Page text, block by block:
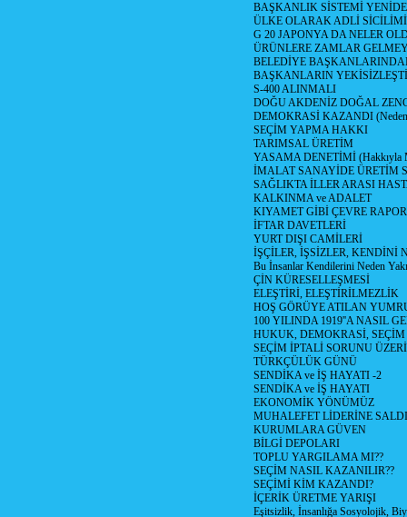
BAŞKANLIK SİSTEMİ
ÜLKE OLARAK ADLİ
G 20 JAPONYA DA NELER
ÜRÜNLERE ZAMLAR
BELEDİYE
BAŞKANLARIN
S-400 ALINMALI
DOĞU AKDENİZ DOĞAL
DEMOKRASİ KAZANDI (Neden
SEÇİM YAPMA HAKKI
TARIMSAL ÜRETİM
YASAMA DENETİMİ (Hakkıyla
İMALAT SANAYİDE ÜRETİM
SAĞLIKTA İLLER ARASI
KALKINMA ve ADALET
KIYAMET GİBİ ÇEVRE
İFTAR DAVETLERİ
YURT DIŞI CAMİLERİ
İŞÇİLER, İŞSİZLER, KENDİNİ
Bu İnsanlar Kendilerini Neden
ÇİN KÜRESELLEŞMESİ
ELEŞTİRİ, ELEŞTİRİLMEZLİK
HOŞ GÖRÜYE ATILAN
100 YILINDA 1919''A NASIL
HUKUK, DEMOKRASİ, SEÇİM
SEÇİM İPTALİ SORUNU
TÜRKÇÜLÜK GÜNÜ
SENDİKA ve İŞ HAYATI -2
SENDİKA ve İŞ HAYATI
EKONOMİK YÖNÜMÜZ
MUHALEFET LİDERİNE
KURUMLARA GÜVEN
BİLGİ DEPOLARI
TOPLU YARGILAMA MI??
SEÇİM NASIL KAZANILIR??
SEÇİMİ KİM KAZANDI?
İÇERİK ÜRETME YARIŞI
Eşitsizlik, İnsanlığa Sosyolojik,